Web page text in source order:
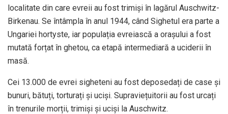
localitate din care evreii au fost trimiși în lagărul Auschwitz-
Birkenau. Se întâmpla în anul 1944, când Sighetul era parte a
Ungariei hortyste, iar populația evreiască a orașului a fost
mutată forțat în ghetou, ca etapă intermediară a uciderii în
masă.
Cei 13.000 de evrei sigheteni au fost deposedați de case și
bunuri, bătuți, torturați și uciși. Supraviețuitorii au fost urcați
în trenurile morții, trimiși și uciși la Auschwitz.